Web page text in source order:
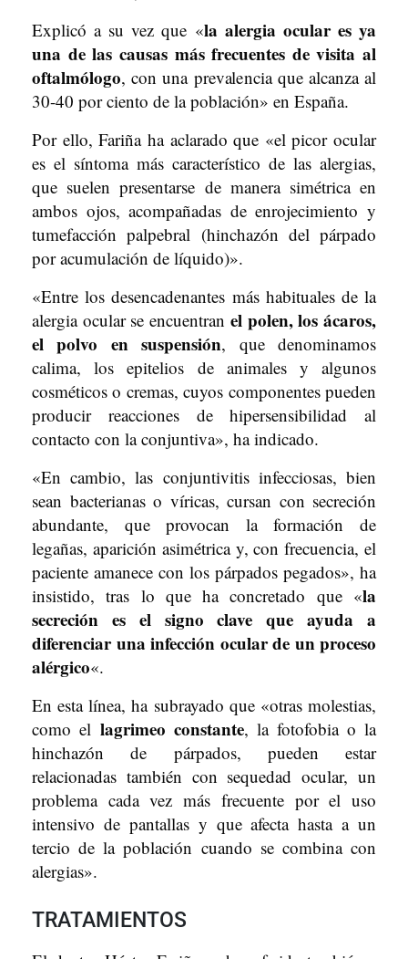
Explicó a su vez que «la alergia ocular es ya
una de las causas más frecuentes de visita al
oftalmólogo, con una prevalencia que alcanza al
30-40 por ciento de la población» en España.
Por ello, Fariña ha aclarado que «el picor ocular
es el síntoma más característico de las alergias,
que suelen presentarse de manera simétrica en
ambos ojos, acompañadas de enrojecimiento y
tumefacción palpebral (hinchazón del párpado
por acumulación de líquido)».
«Entre los desencadenantes más habituales de la
alergia ocular se encuentranel polen, los ácaros,
el polvo en suspensión, que denominamos
calima, los epitelios de animales y algunos
cosméticos o cremas, cuyos componentes pueden
producir reacciones de hipersensibilidad al
contacto con la conjuntiva», ha indicado.
«En cambio, las conjuntivitis infecciosas, bien
sean bacterianas o víricas, cursan con secreción
abundante, que provocan la formación de
legañas, aparición asimétrica y, con frecuencia, el
paciente amanece con los párpados pegados», ha
insistido, tras lo que ha concretado que «la
secreción es el signo clave que ayuda a
diferenciar una infección ocular de un proceso
alérgico«.
En esta línea, ha subrayado que «otras molestias,
como el lagrimeo constante, la fotofobia o la
hinchazón de párpados, pueden estar
relacionadas también con sequedad ocular, un
problema cada vez más frecuente por el uso
intensivo de pantallas y que afecta hasta a un
tercio de la población cuando se combina con
alergias».
TRATAMIENTOS